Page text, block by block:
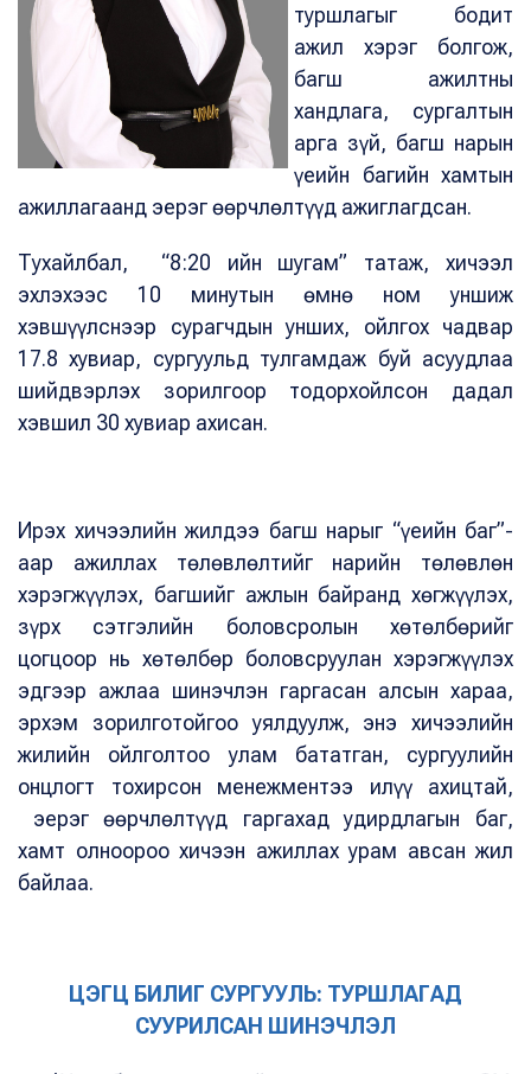
туршлагыг бодит
ажил хэрэг болгож,
багш ажилтны
хандлага, сургалтын
арга зүй, багш нарын
үеийн багийн хамтын
ажиллагаанд эерэг өөрчлөлтүүд ажиглагдсан.
Тухайлбал, “8:20 ийн шугам” татаж, хичээл
эхлэхээс 10 минутын өмнө ном уншиж
хэвшүүлснээр сурагчдын унших, ойлгох чадвар
17.8 хувиар, сургуульд тулгамдаж буй асуудлаа
шийдвэрлэх зорилгоор тодорхойлсон дадал
хэвшил 30 хувиар ахисан.
Ирэх хичээлийн жилдээ багш нарыг “үеийн баг”-
аар ажиллах төлөвлөлтийг нарийн төлөвлөн
хэрэгжүүлэх, багшийг ажлын байранд хөгжүүлэх,
зүрх сэтгэлийн боловсролын хөтөлбөрийг
цогцоор нь хөтөлбөр боловсруулан хэрэгжүүлэх
эдгээр ажлаа шинэчлэн гаргасан алсын хараа,
эрхэм зорилготойгоо уялдуулж, энэ хичээлийн
жилийн ойлголтоо улам бататган, сургуулийн
онцлогт тохирсон менежментээ илүү ахицтай,
эерэг өөрчлөлтүүд гаргахад удирдлагын баг,
хамт олноороо хичээн ажиллах урам авсан жил
байлаа.
ЦЭГЦ БИЛИГ СУРГУУЛЬ: ТУРШЛАГАД
СУУРИЛСАН ШИНЭЧЛЭЛ